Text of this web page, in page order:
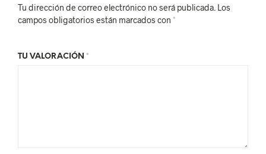
Tu dirección de correo electrónico no será publicada. Los
campos obligatorios están marcados con *
TU VALORACIÓN *